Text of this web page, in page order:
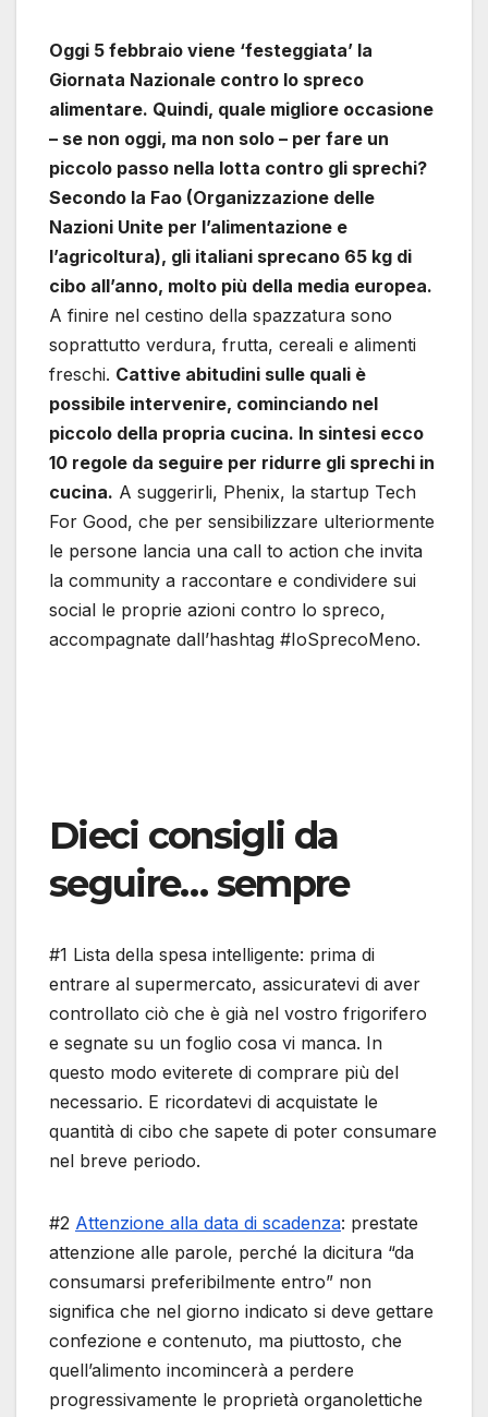
Oggi 5 febbraio viene ‘festeggiata’ la
Giornata Nazionale contro lo spreco
alimentare. Quindi, quale migliore occasione
– se non oggi, ma non solo – per fare un
piccolo passo nella lotta contro gli sprechi?
Secondo la Fao (Organizzazione delle
Nazioni Unite per l’alimentazione e
l’agricoltura), gli italiani sprecano 65 kg di
cibo all’anno, molto più della media europea.
A finire nel cestino della spazzatura sono
soprattutto verdura, frutta, cereali e alimenti
freschi. Cattive abitudini sulle quali è
possibile intervenire, cominciando nel
piccolo della propria cucina. In sintesi ecco
10 regole da seguire per ridurre gli sprechi in
cucina. A suggerirli, Phenix, la startup Tech
For Good, che per sensibilizzare ulteriormente
le persone lancia una call to action che invita
la community a raccontare e condividere sui
social le proprie azioni contro lo spreco,
accompagnate dall’hashtag #IoSprecoMeno.
Dieci consigli da
seguire… sempre
#1 Lista della spesa intelligente: prima di
entrare al supermercato, assicuratevi di aver
controllato ciò che è già nel vostro frigorifero
e segnate su un foglio cosa vi manca. In
questo modo eviterete di comprare più del
necessario. E ricordatevi di acquistate le
quantità di cibo che sapete di poter consumare
nel breve periodo.
#2 Attenzione alla data di scadenza: prestate
attenzione alle parole, perché la dicitura “da
consumarsi preferibilmente entro” non
significa che nel giorno indicato si deve gettare
confezione e contenuto, ma piuttosto, che
quell’alimento incomincerà a perdere
progressivamente le proprietà organolettiche